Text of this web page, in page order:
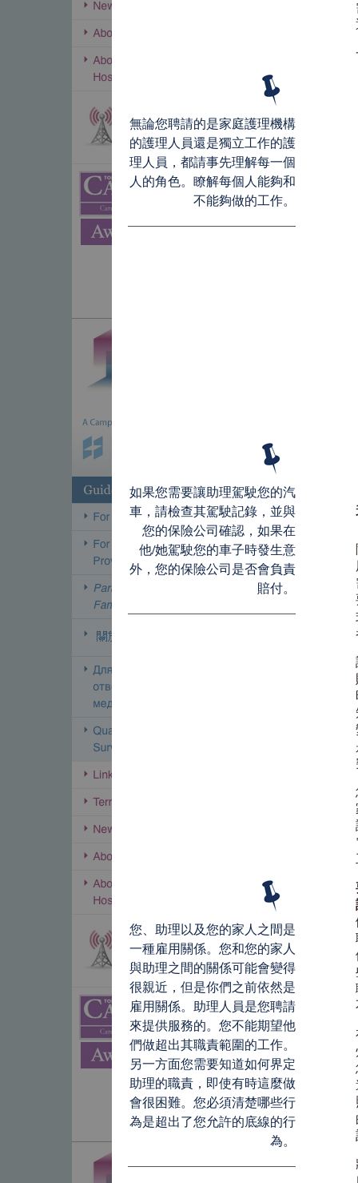
無論您聘請的是家庭護理機構
的護理人員還是獨立工作的護
理人員，都請事先理解每一個
人的角色。瞭解每個人能夠和
不能夠做的工作。
如果您需要讓助理駕駛您的汽
車，請檢查其駕駛記錄，並與
您的保險公司確認，如果在
他/她駕駛您的車子時發生意
外，您的保險公司是否會負責
賠付。
您、助理以及您的家人之間是
一種雇用關係。您和您的家人
與助理之間的關係可能會變得
很親近，但是你們之前依然是
雇用關係。助理人員是您聘請
來提供服務的。您不能期望他
們做超出其職責範圍的工作。
另一方面您需要知道如何界定
助理的職責，即使有時這麼做
會很困難。您必須清楚哪些行
為是超出了您允許的底線的行
為。